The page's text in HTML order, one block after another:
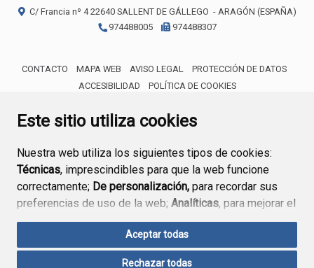
Este sitio utiliza cookies
Nuestra web utiliza los siguientes tipos de cookies:
Técnicas, imprescindibles para que la web funcione
correctamente; De personalización, para recordar sus
preferencias de uso de la web; Analíticas, para mejorar el
funcionamiento de la web y sus servicios.
Si acepta pulsando el botón“Aceptar todas”
consideramos que acepta su uso. Si pulsa el botón
Aceptar todas
Rechazar todas
C/ Francia nº 422640 SALLENT DE GÁLLEGO - ARAGÓN (ESPAÑA)
974488005
974488307
CONTACTO MAPA WEB AVISO LEGAL
PROTECCIÓN DE DATOS
ACCESIBILIDAD
POLÍTICA DE COOKIES